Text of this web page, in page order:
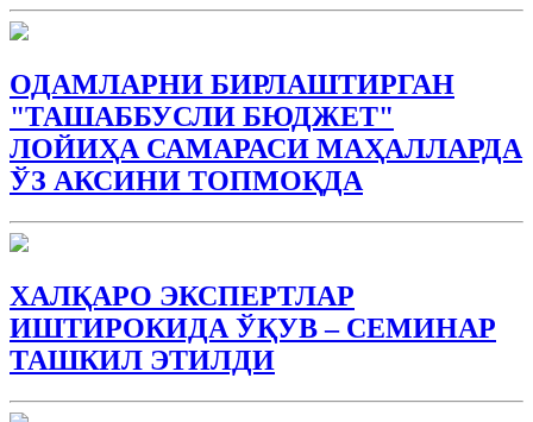
ОДАМЛАРНИ БИРЛАШТИРГАН
"ТАШАББУСЛИ БЮДЖEТ"
ЛОЙИҲА САМАРАСИ МАҲАЛЛАРДА
ЎЗ АКСИНИ ТОПМОҚДА
ХАЛҚАРО ЭКСПЕРТЛАР
ИШТИРОКИДА ЎҚУВ – СЕМИНАР
ТАШКИЛ ЭТИЛДИ